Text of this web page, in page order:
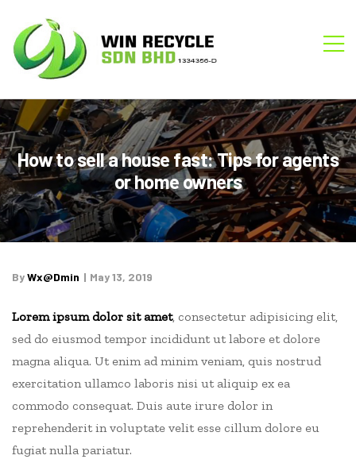
How to sell a house fast: Tips for agents
or home owners
ByWx@dmin May 13, 2019
Lorem ipsum dolor sit amet, consectetur adipisicing elit,
sed do eiusmod tempor incididunt ut labore et dolore
magna aliqua. Ut enim ad minim veniam, quis nostrud
exercitation ullamco laboris nisi ut aliquip ex ea
commodo consequat. Duis aute irure dolor in
reprehenderit in voluptate velit esse cillum dolore eu
fugiat nulla pariatur.